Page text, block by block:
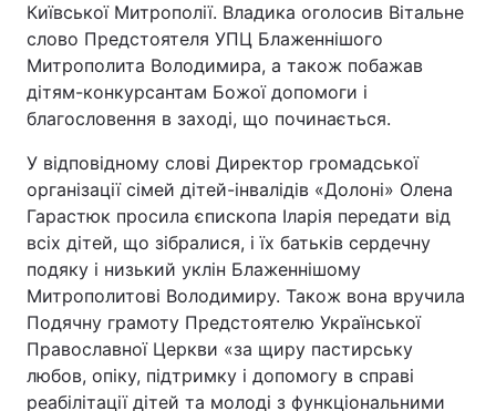
Головна Війна
Економіка Світ
Спорт Наука
Техно і зв'язок
Зброя Інциденти
Здоров'я Туризм
Київської Митрополії. Владика оголосив Вітальне
слово Предстоятеля УПЦ Блаженнішого
Митрополита Володимира, а також побажав
дітям-конкурсантам Божої допомоги і
благословення в заході, що починається.
У відповідному слові Директор громадської
організації сімей дітей-інвалідів «Долоні» Олена
Гарастюк просила єпископа Іларія передати від
всіх дітей, що зібралися, і їх батьків сердечну
подяку і низький уклін Блаженнішому
Митрополитові Володимиру. Також вона вручила
Подячну грамоту Предстоятелю Української
Православної Церкви «за щиру пастирську
любов, опіку, підтримку і допомогу в справі
реабілітації дітей та молоді з функціональними